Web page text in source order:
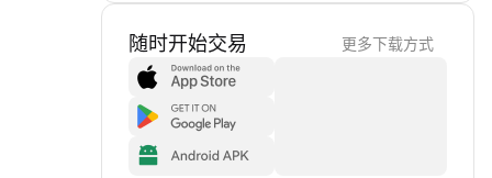
随时开始交易 更多下载方式